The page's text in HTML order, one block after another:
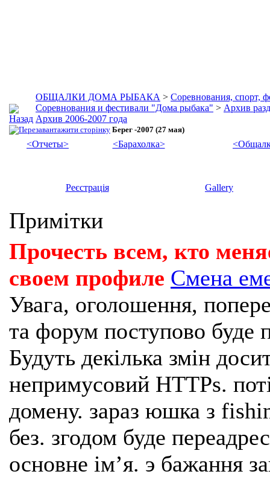
ОБЩАЛКИ ДОМА РЫБАКА > Соревнования, спорт,
Соревнования и фестивали "Дома рыбака" > Архив
Архив 2006-2007 года
Берег -2007 (27 мая)
<Отчеты> <Барахолка>
Реєстрація Gallery
Примітки
Прочесть всем, кто
своем профиле Смена
Увага, оголошення,
та форум поступово буде
Будуть декілька змін
непримусовий HTTPs.
домену. зараз юшка з
без. згодом буде
основне імʼя. э бажання